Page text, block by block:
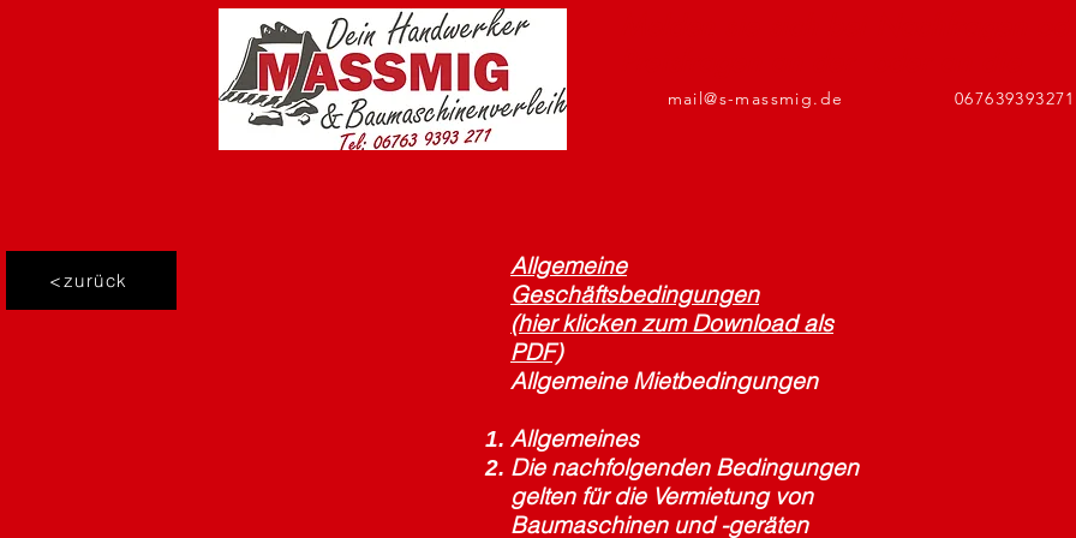
mail@s-massmig.de 067639393271
<zurück
Allgemeine
Geschäftsbedingungen
(hier klicken zum Download als
PDF)
Allgemeine Mietbedingungen
Allgemeines
Die nachfolgenden Bedingungen
gelten für die Vermietung von
Baumaschinen und -geräten